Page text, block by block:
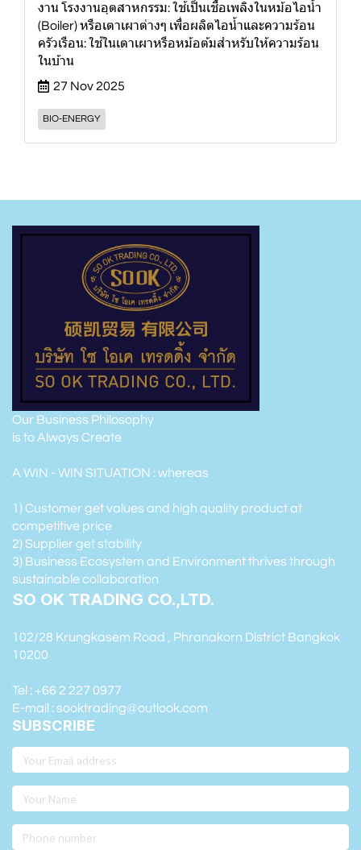
งาน โรงงานอุตสาหกรรม: ใช้เป็นเชื้อเพลิงในหม้อไอน้ำ
(Boiler) หรือเตาเผาต่างๆ เพื่อผลิตไอน้ำและความร้อน
ครัวเรือน: ใช้ในเตาเผาหรือหม้อต้มสำหรับให้ความร้อน
ในบ้าน
27 Nov 2025
BIO-ENERGY
Our Business Philosophy
is to Always Create
A WIN - WIN SITUATION : whereas
1) Customer get values and high quality product at
competitive price
2) Supplier get stability
3) Business Ecosystem and Environment thrives through
sustainable collaboration
SO OK TRADING CO.,LTD.
102/28 Krungkasem Road , Phranakorn District Bangkok
10200
Tel : +66 2 227 0977
E-mail : sooktrading@outlook.com
SUBSCRIBE